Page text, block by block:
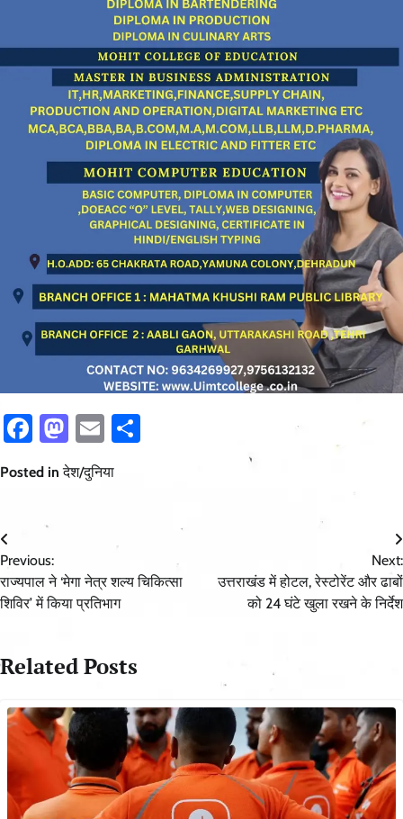
Facebook
Mastodon
Email
Posted inदेश/दुनिया
Post
navigation
Previous:
राज्यपाल ने ‘मेगा नेत्र शल्य चिकित्सा
शिविर’ में किया प्रतिभाग
Next:
उत्तराखंड में होटल, रेस्टोरेंट और ढाबों
को 24 घंटे खुला रखने के निर्देश
Related Posts